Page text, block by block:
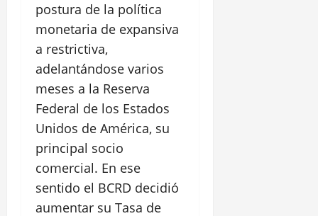
postura de la política
monetaria de expansiva
a restrictiva,
adelantándose varios
meses a la Reserva
Federal de los Estados
Unidos de América, su
principal socio
comercial. En ese
sentido el BCRD decidió
aumentar su Tasa de